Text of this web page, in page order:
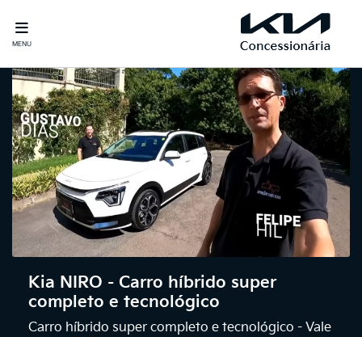
MENU
Kia NIRO - Carro híbrido super
completo e tecnológico
Carro híbrido super completo e tecnológico - Vale